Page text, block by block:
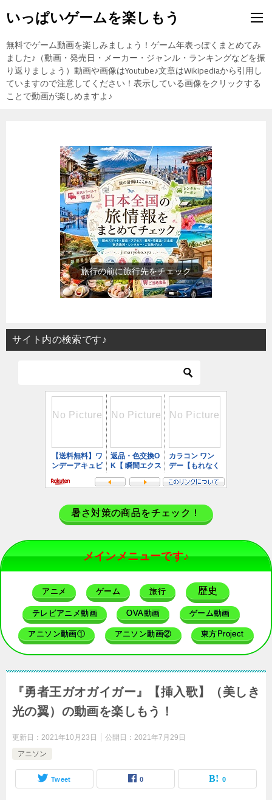
いっぱいゲームを楽しもう
無料でゲーム動画を楽しみましょう！ゲーム年表っぽくまとめてみ
ました♪（動画・発売日・メーカー・ジャンル・ランキングなどを振
り返りましょう）動画や画像はYoutube♪文章はWikipediaから引用し
ていますので注意してください！表示している画像をクリックする
ことで動画が楽しめますよ♪
歴史上の人物を動画で勉強
サイト内の検索です♪
暑さ対策の商品をチェック！
メインメニューです♪
アニメ ゲーム 旅行 歴史
テレビアニメ動画 OVA動画 ゲーム動画
アニソン動画① アニソン動画② 東方Project
『勇者王ガオガイガー』【挿入歌】（美しき
光の翼）の動画を楽しもう！
更新日： 2021年10月23日 公開日： 2021年7月29日
アニソン
Tweet 0 0